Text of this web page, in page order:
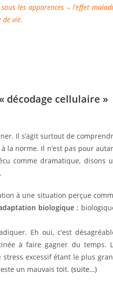
les apparences – l’effet
vie.
décodage cellulaire »
Il s’agit surtout de
la norme. Il n’est pas pour
comme dramatique, disons
à une situation perçue
biologique;
Eh oui, c’est
à faire gagner du temps.
excessif étant le plus
un mauvais toit. (suite…)